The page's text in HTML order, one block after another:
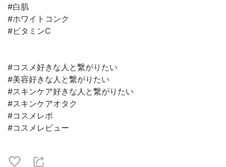
#白肌
#ホワイトコンク
#ビタミンC
#コスメ好きな人と繋がりたい
#美容好きな人と繋がりたい
#スキンケア好きな人と繋がりたい
#スキンケアオタク
#コスメレポ
#コスメレビュー